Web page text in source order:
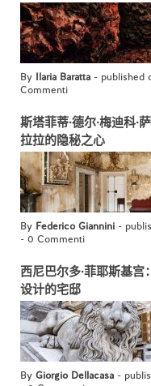
By Ilaria Baratta - published
Commenti
斯塔菲蒂·德尔·梅迪科·
拉拉的隐秘之心
By Federico Giannini -
- 0 Commenti
西尼巴尔多·菲耶斯基
设计的宅邸
By Giorgio Dellacasa -